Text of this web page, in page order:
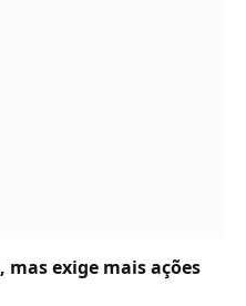
mas exige mais ações